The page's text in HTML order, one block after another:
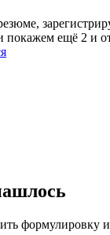
покажем ещё 2 и
формулировку